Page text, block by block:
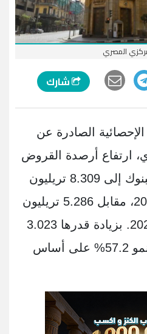
المصري
شارك
الصادرة عن
ارتفاع أرصدة القروض
المقدمة للعملاء من البنوك إلى 8.309 تريليون
جنيه بنهاية ديسمبر 2024، مقابل 5.286 تريليون
جنيه بنهاية ديسمبر 2023. بزيادة قدرها 3.023
تريليون جنيه، ومعدل نمو 57.2% على أساس